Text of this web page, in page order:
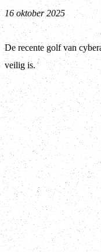
16 oktober 2025
De recente golf van
veilig is.